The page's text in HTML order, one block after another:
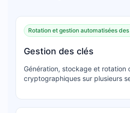
Rotation et gestion automatisées
Gestion des clés
Génération, stockage et rotation
cryptographiques sur plusieurs